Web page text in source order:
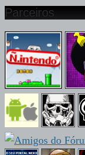
Parceiros